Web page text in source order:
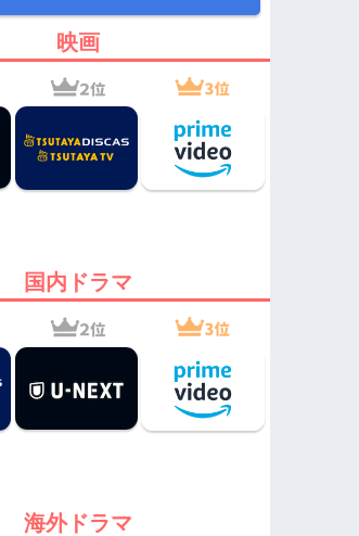
映画
国内ドラマ
海外ドラマ